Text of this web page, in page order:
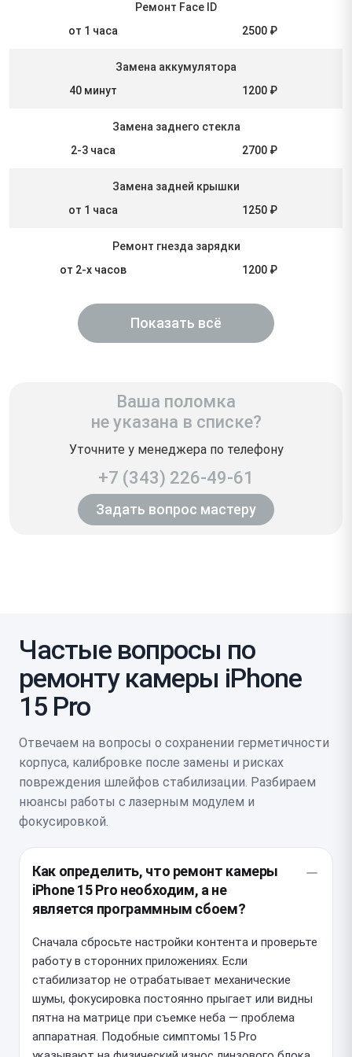
Ремонт Face ID
от 1 часа
2500 ₽
Замена аккумулятора
40 минут
1200 ₽
Замена заднего стекла
2-3 часа
2700 ₽
Замена задней крышки
от 1 часа
1250 ₽
Ремонт гнезда зарядки
от 2-х часов
1200 ₽
Показать всё
Ваша поломка
не указана в списке?
Уточните у менеджера по телефону
+7 (343) 226-49-61
Задать вопрос мастеру
Частые вопросы по
ремонту камеры iPhone
15 Pro
Отвечаем на вопросы о сохранении герметичности
корпуса, калибровке после замены и рисках
повреждения шлейфов стабилизации. Разбираем
нюансы работы с лазерным модулем и
фокусировкой.
Как определить, что ремонт камеры
iPhone 15 Pro необходим, а не
является программным сбоем?
Сначала сбросьте настройки контента и проверьте
работу в сторонних приложениях. Если
стабилизатор не отрабатывает механические
шумы, фокусировка постоянно прыгает или видны
пятна на матрице при съемке неба — проблема
аппаратная. Подобные симптомы 15 Pro